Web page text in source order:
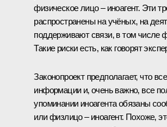
физическое лицо – иноагент. Эти
распространены на учёных, на
поддерживают связи, в том числе
Такие риски есть, как говорят
Законопроект предполагает, что
информации и, очень важно, все
упоминании иноагента обязаны
или физлицо – иноагент. Похоже,